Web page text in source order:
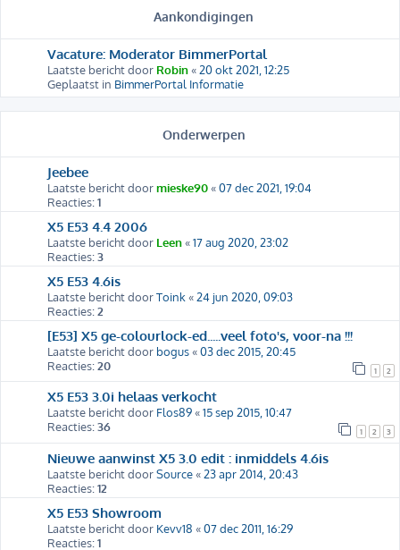
Aankondigingen
Vacature: Moderator BimmerPortal
Laatste bericht door Robin«20 okt 2021, 12:25
Geplaatst in BimmerPortal Informatie
Onderwerpen
Jeebee
Laatste bericht doormieske90«07 dec 2021, 19:04
Reacties:1
X5 E53 4.4 2006
Laatste bericht door Leen«17 aug 2020, 23:02
Reacties:3
X5 E53 4.6is
Laatste bericht doorToink «24 jun 2020, 09:03
Reacties:2
[E53] X5 ge-colourlock-ed.....veel foto's, voor-na !!!
Laatste bericht door bogus«03 dec 2015, 20:45
Reacties:20 1 2
X5 E53 3.0i helaas verkocht
Laatste bericht door Flos89«15 sep 2015, 10:47
Reacties:36 1 2 3
Nieuwe aanwinst X5 3.0 edit : inmiddels 4.6is
Laatste bericht doorSource«23 apr 2014, 20:43
Reacties:12
X5 E53 Showroom
Laatste bericht door Kevv18 «07 dec 2011, 16:29
Reacties:1